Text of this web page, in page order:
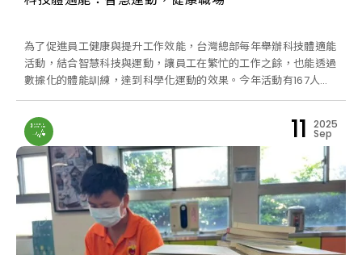
為了促進員工健康與提升工作效能，台灣總部每年舉辦科技體適能
活動，結合智慧科技與運動，讓員工在繁忙的工作之餘，也能透過
數據化的體能訓練，達到科學化運動的效果。今年活動有167人次
熱情參與，透過智慧穿戴裝置、體適能測試與運動挑戰，讓員工更
加了解自身健康狀態，並培養規律運動習慣，擁有更健康、更充滿
活力的職場生活！
11 2025
Sep